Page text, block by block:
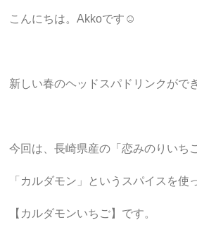
こんにちは。Akkoです☺︎
新しい春のヘッドスパドリンクがで
今回は、長崎県産の「恋みのりいち
「カルダモン」というスパイスを使
【カルダモンいちご】です。